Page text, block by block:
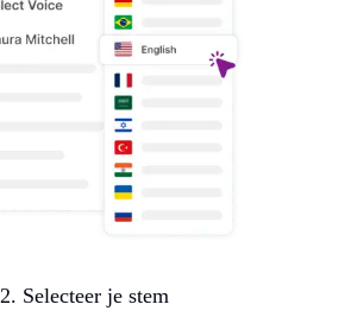
2. Selecteer je stem